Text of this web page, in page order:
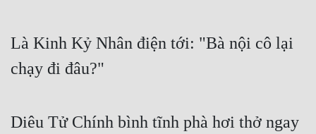
Là Kinh Kỷ Nhân điện tới: "Bà nội cô lại
chạy đi đâu?"
Diêu Tử Chính bình tĩnh phà hơi thở ngay